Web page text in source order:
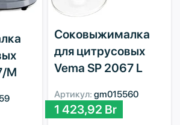
M
Соковыжималка
для цитрусовых
Vema SP 2067 L
Артикул: gm015560
1 423,92 Br